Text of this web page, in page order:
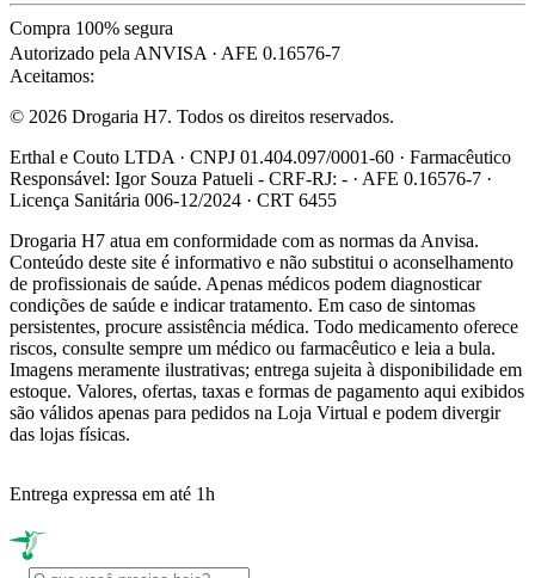
Compra 100% segura
Autorizado pela ANVISA · AFE 0.16576-7
Aceitamos:
© 2026 Drogaria H7. Todos os direitos reservados.
Erthal e Couto LTDA · CNPJ 01.404.097/0001-60 · Farmacêutico
Responsável: Igor Souza Patueli - CRF-RJ: - · AFE 0.16576-7 ·
Licença Sanitária 006-12/2024 · CRT 6455
Drogaria H7 atua em conformidade com as normas da Anvisa.
Conteúdo deste site é informativo e não substitui o aconselhamento
de profissionais de saúde. Apenas médicos podem diagnosticar
condições de saúde e indicar tratamento. Em caso de sintomas
persistentes, procure assistência médica. Todo medicamento oferece
riscos, consulte sempre um médico ou farmacêutico e leia a bula.
Imagens meramente ilustrativas; entrega sujeita à disponibilidade em
estoque. Valores, ofertas, taxas e formas de pagamento aqui exibidos
são válidos apenas para pedidos na Loja Virtual e podem divergir
das lojas físicas.
Entrega expressa em até 1h